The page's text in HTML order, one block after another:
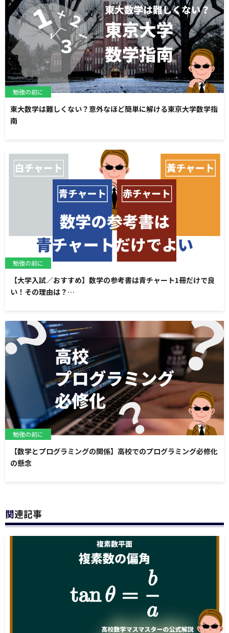
東大数学は難しくない？意外なほど簡単に解ける東京大学数学指
南
勉強の前に
【大学入試／おすすめ】数学の参考書は青チャート1冊だけで良
い！その理由は？…
勉強の前に
【数学とプログラミングの関係】高校でのプログラミング必修化
の懸念
勉強の前に
関連記事